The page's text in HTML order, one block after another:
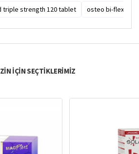
triple strength 120 tablet osteo bi-flex
IÇIN SEÇTIKLERIMIZ